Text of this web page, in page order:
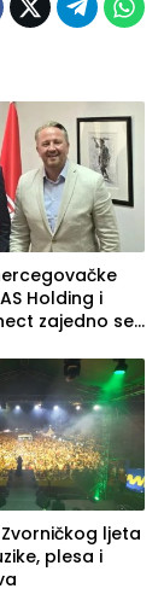
Holding i
zajedno se
ljeta
plesa i